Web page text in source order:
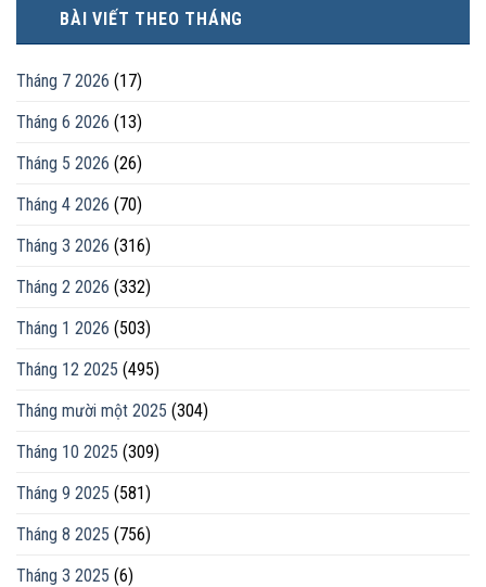
BÀI VIẾT THEO THÁNG
Tháng 7 2026 (17)
Tháng 6 2026 (13)
Tháng 5 2026 (26)
Tháng 4 2026 (70)
Tháng 3 2026 (316)
Tháng 2 2026 (332)
Tháng 1 2026 (503)
Tháng 12 2025 (495)
Tháng mười một 2025 (304)
Tháng 10 2025 (309)
Tháng 9 2025 (581)
Tháng 8 2025 (756)
Tháng 3 2025 (6)